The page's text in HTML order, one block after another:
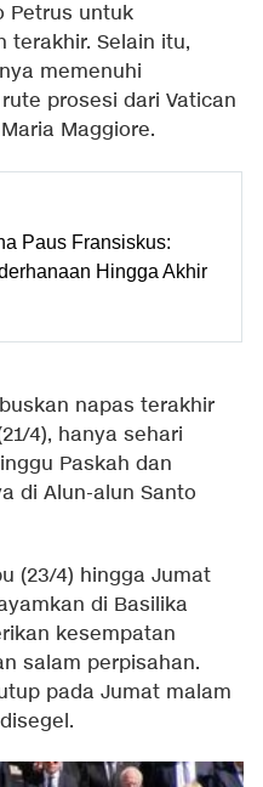
Petrus untuk
terakhir. Selain itu,
memenuhi
prosesi dari Vatican
Maggiore.
Paus Fransiskus:
Hingga Akhir
napas terakhir
4), hanya sehari
Paskah dan
di Alun-alun Santo
(23/4) hingga Jumat
di Basilika
kesempatan
salam perpisahan.
pada Jumat malam